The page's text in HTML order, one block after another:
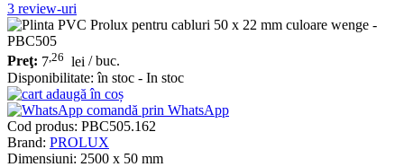
3 review-uri
Preţ: 7 ,26 lei / buc.
Disponibilitate: în stoc - In stoc
adaugă în coș
comandă prin WhatsApp
Cod produs: PBC505.162
Brand: PROLUX
Dimensiuni: 2500 x 50 mm